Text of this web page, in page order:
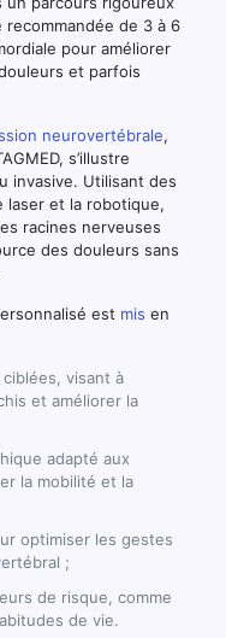
recommandée de 3 à 6
pour améliorer
et parfois
neurovertébrale,
s’illustre
invasive. Utilisant des
laser et la robotique,
racines nerveuses
des douleurs sans
est mis en
visant à
et améliorer la
adapté aux
la mobilité et la
optimiser les gestes
;
de risque, comme
de vie.